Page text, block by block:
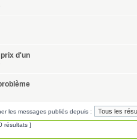
d'un
les messages publiés depuis :
résultats ]